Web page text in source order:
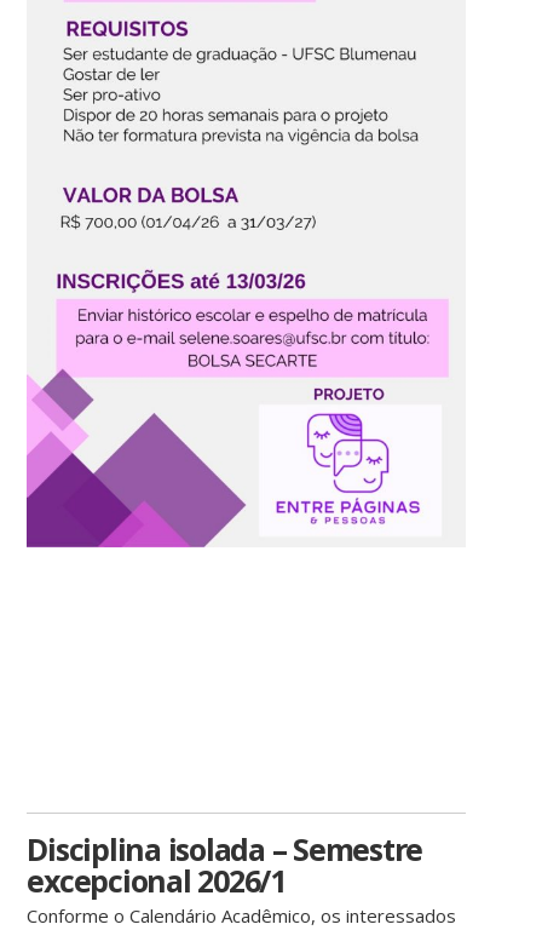
Disciplina isolada – Semestre
excepcional 2026/1
Conforme o Calendário Acadêmico, os interessados